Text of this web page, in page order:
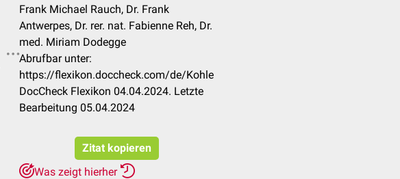
Frank Michael Rauch, Dr. Frank
Antwerpes, Dr. rer. nat. Fabienne Reh, Dr.
med. Miriam Dodegge
Abrufbar unter:
https://flexikon.doccheck.com/de/Kohle
DocCheck Flexikon 04.04.2024. Letzte
Bearbeitung 05.04.2024
Zitat kopieren
Was zeigt hierher